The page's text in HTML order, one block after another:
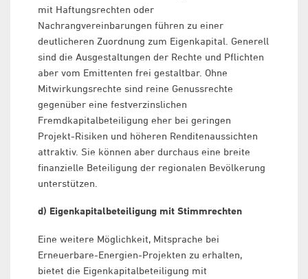
mit Haftungsrechten oder
Nachrangvereinbarungen führen zu einer
deutlicheren Zuordnung zum Eigenkapital. Generell
sind die Ausgestaltungen der Rechte und Pflichten
aber vom Emittenten frei gestaltbar. Ohne
Mitwirkungsrechte sind reine Genussrechte
gegenüber eine festverzinslichen
Fremdkapitalbeteiligung eher bei geringen
Projekt-Risiken und höheren Renditenaussichten
attraktiv. Sie können aber durchaus eine breite
finanzielle Beteiligung der regionalen Bevölkerung
unterstützen.
d) Eigenkapitalbeteiligung mit Stimmrechten
Eine weitere Möglichkeit, Mitsprache bei
Erneuerbare-Energien-Projekten zu erhalten,
bietet die Eigenkapitalbeteiligung mit